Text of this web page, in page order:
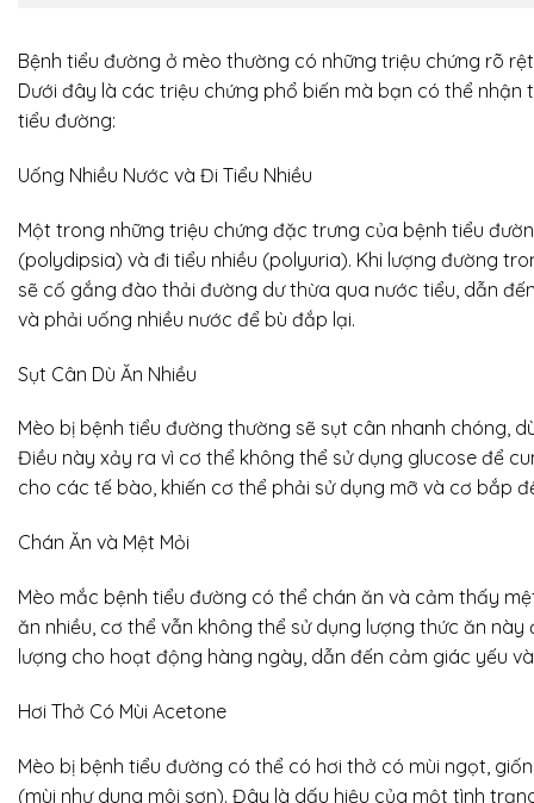
Bệnh tiểu đường ở mèo thường có những triệu chứng rõ
Dưới đây là các triệu chứng phổ biến mà bạn có thể nhận
tiểu đường:
Uống Nhiều Nước và Đi Tiểu Nhiều
Một trong những triệu chứng đặc trưng của bệnh tiểu
(polydipsia) và đi tiểu nhiều (polyuria). Khi lượng đường
sẽ cố gắng đào thải đường dư thừa qua nước tiểu, dẫn
và phải uống nhiều nước để bù đắp lại.
Sụt Cân Dù Ăn Nhiều
Mèo bị bệnh tiểu đường thường sẽ sụt cân nhanh chóng,
Điều này xảy ra vì cơ thể không thể sử dụng glucose để
cho các tế bào, khiến cơ thể phải sử dụng mỡ và cơ bắp
Chán Ăn và Mệt Mỏi
Mèo mắc bệnh tiểu đường có thể chán ăn và cảm thấy
ăn nhiều, cơ thể vẫn không thể sử dụng lượng thức ăn
lượng cho hoạt động hàng ngày, dẫn đến cảm giác yếu
Hơi Thở Có Mùi Acetone
Mèo bị bệnh tiểu đường có thể có hơi thở có mùi ngọt,
(mùi như dung môi sơn). Đây là dấu hiệu của một tình